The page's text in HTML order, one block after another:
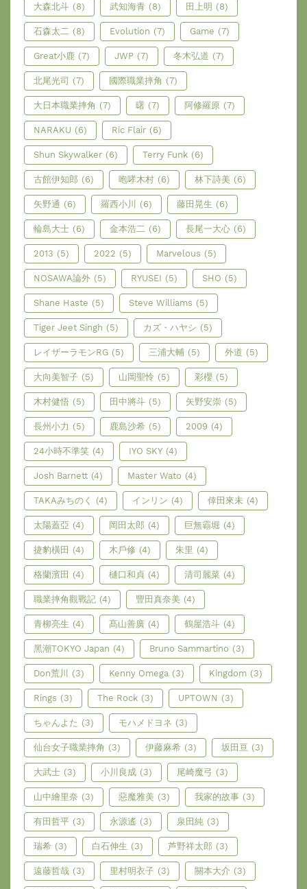
大森北斗 (8) 武知海青 (8) 田上明 (8)
石森太二 (8) Evolution (7) Game (7)
Great小鹿 (7) JWP (7) 冬木弘道 (7)
北尾光司 (7) 國際職業摔角 (7)
大日本職業摔角 (7) 曙 (7) 阿修羅原 (7)
NARAKU (6) Ric Flair (6)
Shun Skywalker (6) Terry Funk (6)
古館伊知郎 (6) 咆哮木村 (6) 林下詩美 (6)
矢野通 (6) 羅西小川 (6) 藤田晃生 (6)
輪島大士 (6) 金本浩二 (6) 長尾一大心 (6)
2013 (5) 2022 (5) Marvelous (5)
NOSAWA論外 (5) RYUSEI (5) SHO (5)
Shane Haste (5) Steve Williams (5)
Tiger Jeet Singh (5) カズ・ハヤシ (5)
レイザーラモンRG (5) 三浦大輔 (5) 外道 (5)
大向美智子 (5) 山岡聖怜 (5) 彩櫻 (5)
木村健悟 (5) 田中將斗 (5) 矢野安崇 (5)
長州小力 (5) 鹿島沙希 (5) 2009 (4)
24小時不準笑 (4) IYO SKY (4)
Josh Barnett (4) Master Wato (4)
TAKAみちのく (4) インリン (4) 倖田來未 (4)
太陽蓋亞 (4) 岡田太郎 (4) 巨無霸堀 (4)
捷豹橫田 (4) 木戶修 (4) 朱里 (4)
格蘭濱田 (4) 樋口和貞 (4) 清司麗菜 (4)
職業摔角觀戰記 (4) 豐田真奈美 (4)
青柳亮生 (4) 髙山善廣 (4) 鶴屋浩斗 (4)
黑潮TOKYO Japan (4) Bruno Sammartino (3)
Don荒川 (3) Kenny Omega (3) Kingdom (3)
Rings (3) The Rock (3) UPTOWN (3)
ちゃんよた (3) モハメドヨネ (3)
仙台女子職業摔角 (3) 伊藤麻希 (3) 坂田亘 (3)
大武士 (3) 小川良成 (3) 尾崎魔弓 (3)
山中繪里奈 (3) 惡魔雅美 (3) 我家的故事 (3)
有田哲平 (3) 永源遙 (3) 泉田純 (3)
瑞希 (3) 白石伸生 (3) 芦野祥太郎 (3)
遠藤哲哉 (3) 里村明衣子 (3) 關本大介 (3)